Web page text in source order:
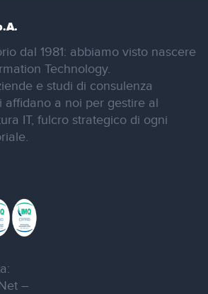
dal 1981: abbiamo visto nascere
Technology.
e studi di consulenza
affidano a noi per gestire al
IT, fulcro strategico di ogni
–